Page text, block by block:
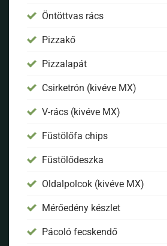
Öntöttvas rács
Pizzakő
Pizzalapát
Csirketrón (kivéve MX)
V-rács (kivéve MX)
Füstölőfa chips
Füstölődeszka
Oldalpolcok (kivéve MX)
Mérőedény készlet
Pácoló fecskendő